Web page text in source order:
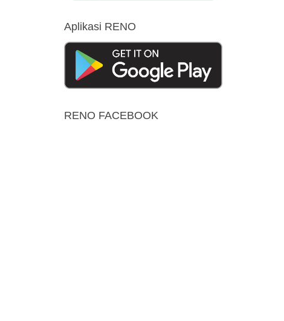
Aplikasi RENO
RENO FACEBOOK